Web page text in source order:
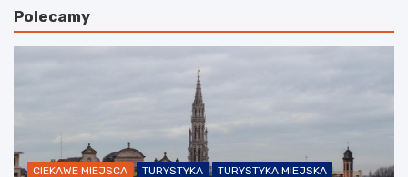
Polecamy
CIEKAWE MIEJSCA TURYSTYKA
TURYSTYKA MIEJSKA